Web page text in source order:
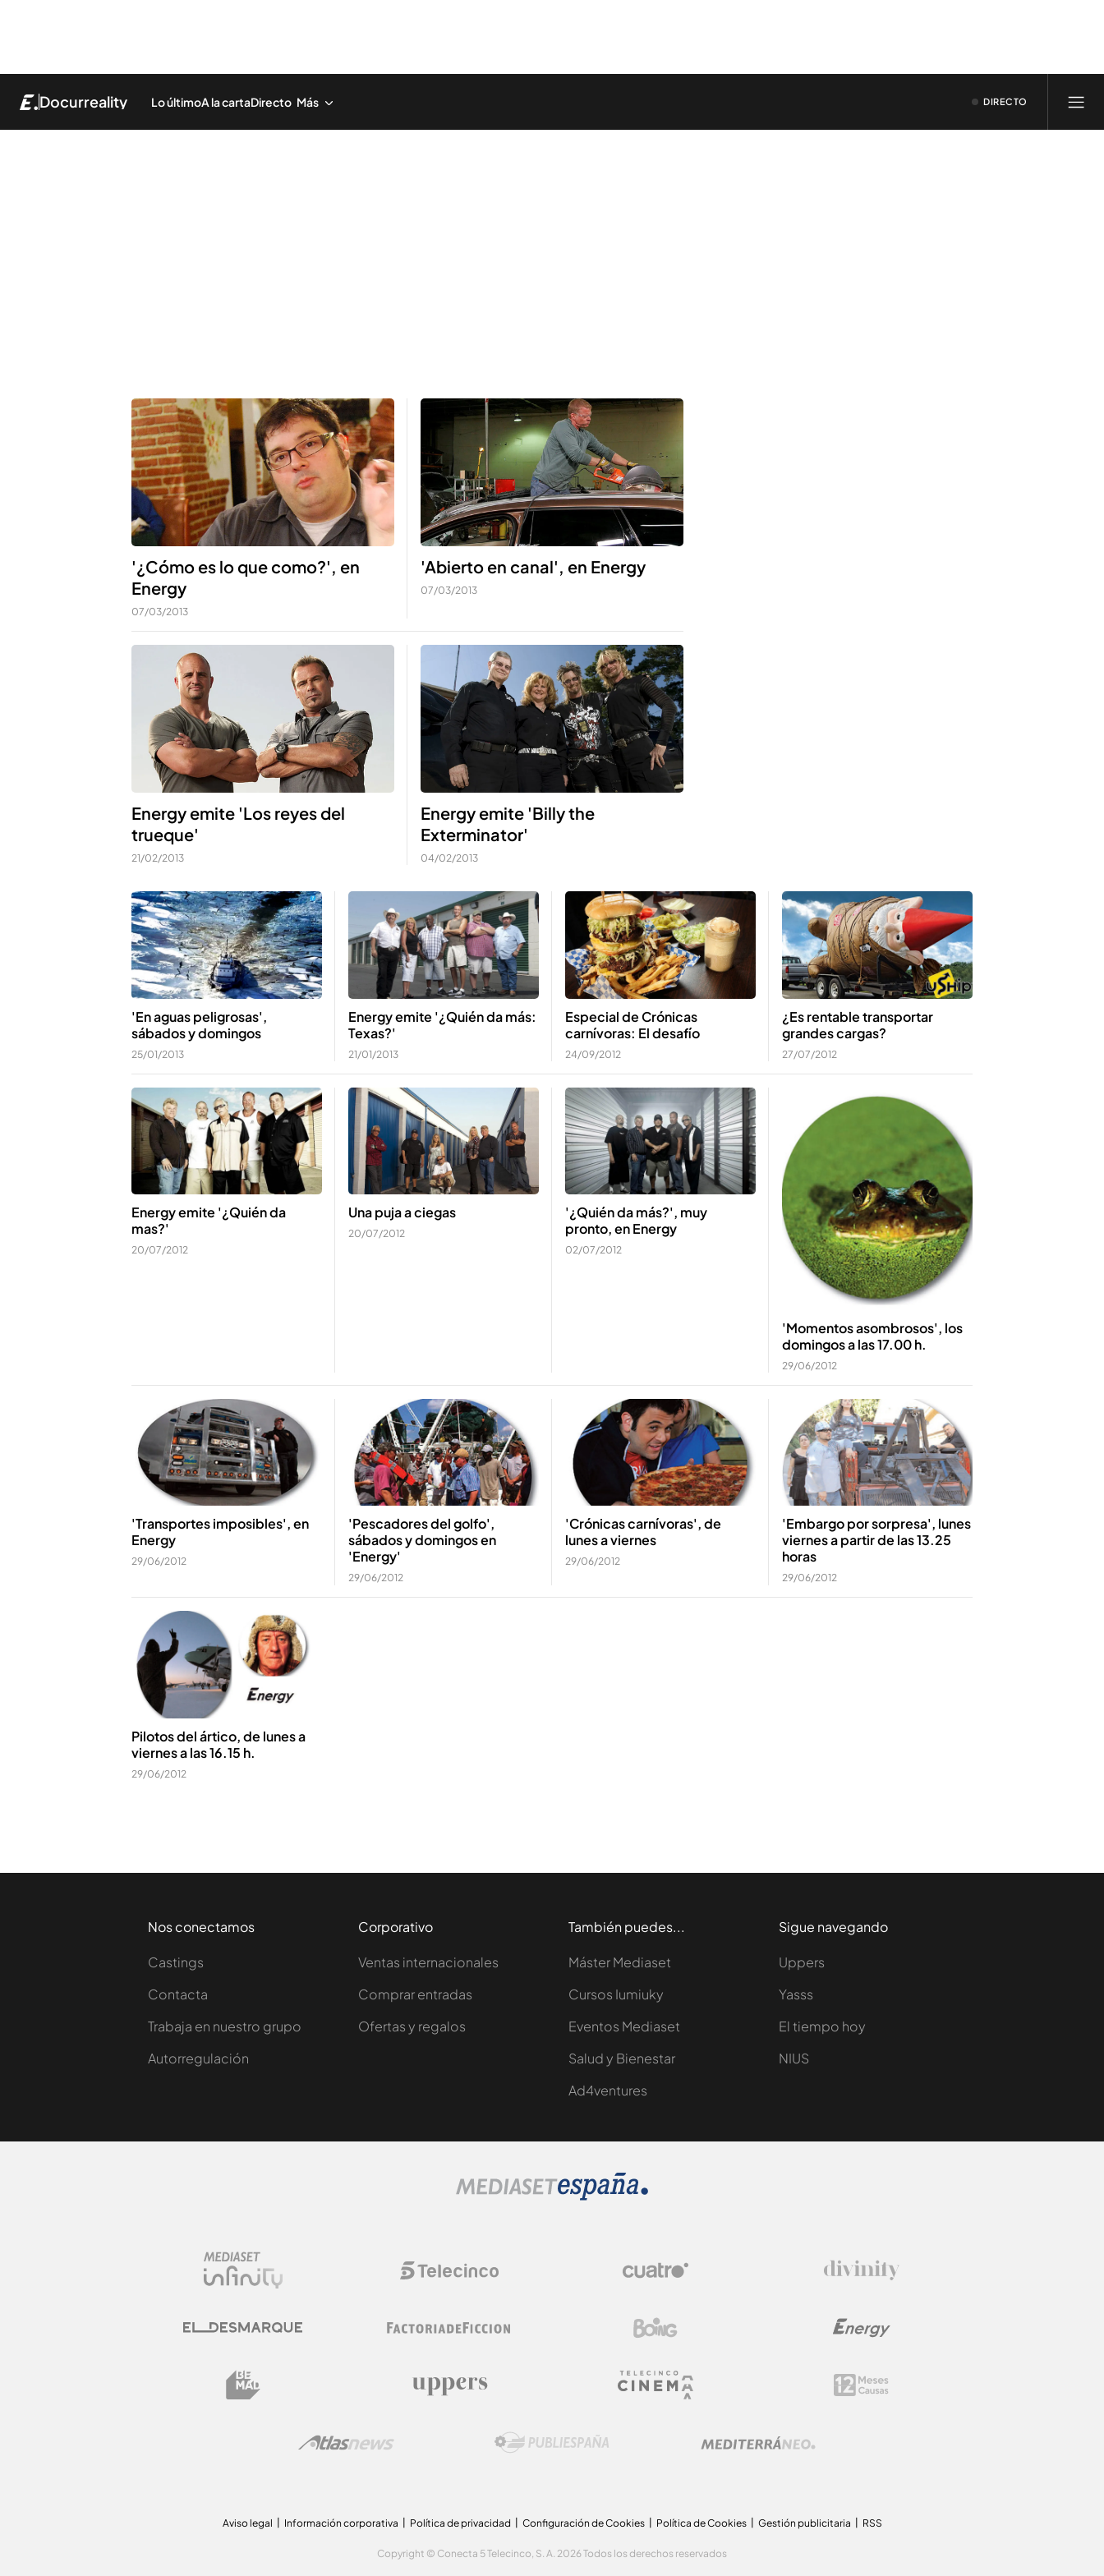
Docurreality Lo últimoA la cartaDirecto Más DIRECTO
'¿Cómo es lo que como?', en
Energy
07/03/2013
'Abierto en canal', en Energy
07/03/2013
Energy emite 'Los reyes del
trueque'
21/02/2013
Energy emite 'Billy the
Exterminator'
04/02/2013
'En aguas peligrosas',
sábados y domingos
25/01/2013
Energy emite '¿Quién da más:
Texas?'
21/01/2013
Especial de Crónicas
carnívoras: El desafío
24/09/2012
¿Es rentable transportar
grandes cargas?
27/07/2012
Energy emite '¿Quién da
mas?'
20/07/2012
Una puja a ciegas
20/07/2012
'¿Quién da más?', muy
pronto, en Energy
02/07/2012
'Momentos asombrosos', los
domingos a las 17.00 h.
29/06/2012
'Transportes imposibles', en
Energy
29/06/2012
'Pescadores del golfo',
sábados y domingos en
'Energy'
29/06/2012
'Crónicas carnívoras', de
lunes a viernes
29/06/2012
'Embargo por sorpresa', lunes
viernes a partir de las 13.25
horas
29/06/2012
Pilotos del ártico, de lunes a
viernes a las 16.15 h.
29/06/2012
Nos conectamos
Castings
Contacta
Trabaja en nuestro grupo
Autorregulación
Corporativo
Ventas internacionales
Comprar entradas
Ofertas y regalos
También puedes...
Máster Mediaset
Cursos Iumiuky
Eventos Mediaset
Salud y Bienestar
Ad4ventures
Sigue navegando
Uppers
Yasss
El tiempo hoy
NIUS
Aviso legal Información corporativa Política de privacidad Configuración de Cookies Política de Cookies Gestión publicitaria RSS
Copyright © Conecta 5 Telecinco, S. A. 2026 Todos los derechos reservados